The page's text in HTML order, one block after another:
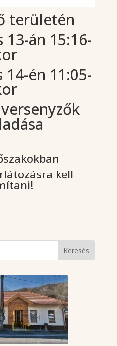
területén
13-án 15:16-
én 11:05-
kell